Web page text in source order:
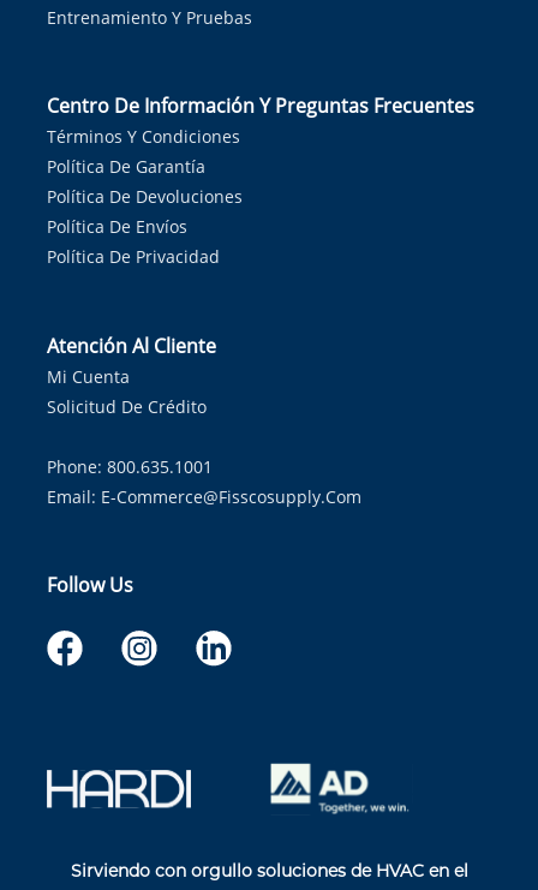
Entrenamiento Y Pruebas
Centro De Información Y Preguntas Frecuentes
Términos Y Condiciones
Política De Garantía
Política De Devoluciones
Política De Envíos
Política De Privacidad
Atención Al Cliente
Mi Cuenta
Solicitud De Crédito
Phone: 800.635.1001
Email: E-Commerce@fisscosupply.com
Follow Us
Sirviendo con orgullo soluciones de HVAC en el